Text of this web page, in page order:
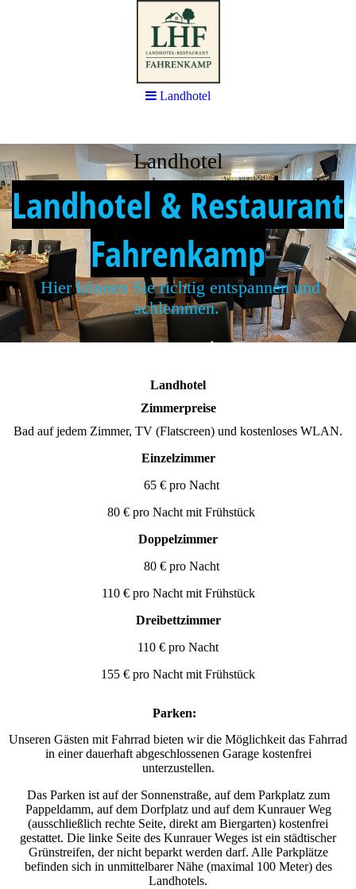
Landhotel
Landhotel & Restaurant
Fahrenkamp
Hier können Sie richtig entspannen und
schlemmen.
Landhotel
Zimmerpreise
Bad auf jedem Zimmer, TV (Flatscreen) und kostenloses WLAN.
Einzelzimmer
65 € pro Nacht
80 € pro Nacht mit Frühstück
Doppelzimmer
80 € pro Nacht
110 € pro Nacht mit Frühstück
Dreibettzimmer
110 € pro Nacht
155 € pro Nacht mit Frühstück
Parken:
Unseren Gästen mit Fahrrad bieten wir die Möglichkeit das Fahrrad
in einer dauerhaft abgeschlossenen Garage kostenfrei
unterzustellen.
Das Parken ist auf der Sonnenstraße, auf dem Parkplatz zum
Pappeldamm, auf dem Dorfplatz und auf dem Kunrauer Weg
(ausschließlich rechte Seite, direkt am Biergarten) kostenfrei
gestattet. Die linke Seite des Kunrauer Weges ist ein städtischer
Grünstreifen, der nicht beparkt werden darf. Alle Parkplätze
befinden sich in unmittelbarer Nähe (maximal 100 Meter) des
Landhotels.
Landhotel